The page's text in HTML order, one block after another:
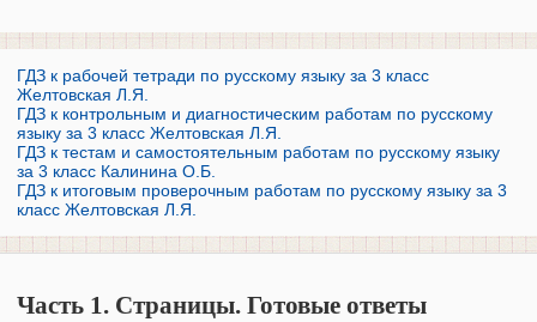
ГДЗ к рабочей тетради по русскому языку за 3 класс
Желтовская Л.Я.
ГДЗ к контрольным и диагностическим работам по русскому
языку за 3 класс Желтовская Л.Я.
ГДЗ к тестам и самостоятельным работам по русскому языку
за 3 класс Калинина О.Б.
ГДЗ к итоговым проверочным работам по русскому языку за 3
класс Желтовская Л.Я.
Часть 1. Страницы. Готовые ответы